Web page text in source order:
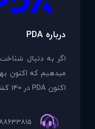
درباره PDA
اگر به دنبال
اکنون PDA در 140 کشور جهان با دفاتر مربط بهم در حال ارزیاب